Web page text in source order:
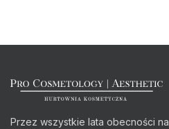
Przez wszystkie lata obecności